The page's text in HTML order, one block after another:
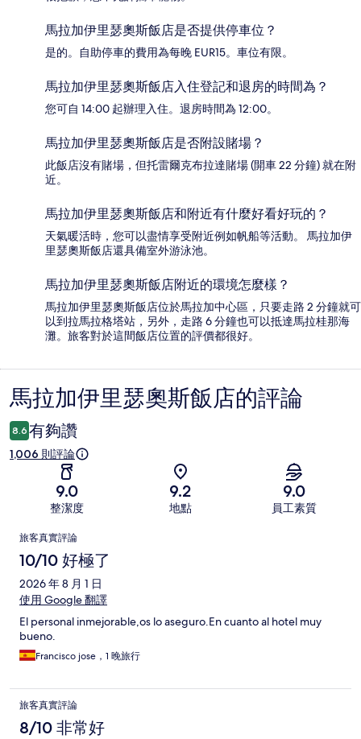
馬拉加伊里瑟奧斯飯店是否提供停車位？
是的。自助停車的費用為每晚 EUR15。車位有限。
馬拉加伊里瑟奧斯飯店入住登記和退房的時間為？
您可自 14:00 起辦理入住。退房時間為 12:00。
馬拉加伊里瑟奧斯飯店是否附設賭場？
此飯店沒有賭場，但托雷爾克布拉達賭場 (開車 22 分鐘) 就在附
近。
馬拉加伊里瑟奧斯飯店和附近有什麼好看好玩的？
天氣暖活時，您可以盡情享受附近例如帆船等活動。 馬拉加伊
里瑟奧斯飯店還具備室外游泳池。
馬拉加伊里瑟奧斯飯店附近的環境怎麼樣？
馬拉加伊里瑟奧斯飯店位於馬拉加中心區，只要走路 2 分鐘就可
以到拉馬拉格塔站，另外，走路 6 分鐘也可以抵達馬拉桂那海
灘。旅客對於這間飯店位置的評價都很好。
評
論
馬拉加伊里瑟奧斯飯店的評論
8.6 有夠讚
1,006 則評論
9.0
整潔度
9.2
地點
9.0
員工素質
評
論
旅客真實評論
10/10 好極了
2026 年 8 月 1 日
使用 Google 翻譯
El personal inmejorable,os lo aseguro.En cuanto al hotel muy
bueno.
Francisco jose，1 晚旅行
旅客真實評論
8/10 非常好